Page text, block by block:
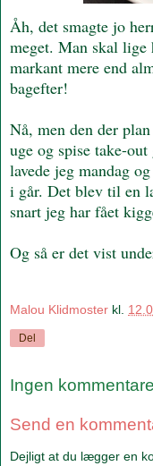
Åh, det smagte jo
meget. Man skal lige
markant mere end
bagefter!
Nå, men den der
uge og spise take-
lavede jeg mandag
i går. Det blev til en
snart jeg har fået
Og så er det vist
Malou Klidmoster kl.
Del
Ingen
Send en
Dejligt at du lægger en